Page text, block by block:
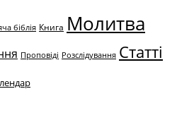
біблія Книга Молитва
Проповіді Розслідування Статті